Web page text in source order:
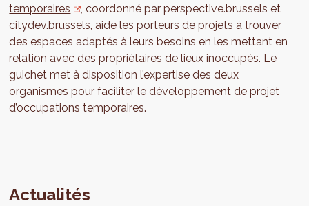
temporaires
, coordonné par perspective.brussels et
citydev.brussels, aide les porteurs de projets à trouver
des espaces adaptés à leurs besoins en les mettant en
relation avec des propriétaires de lieux inoccupés. Le
guichet met à disposition l’expertise des deux
organismes pour faciliter le développement de projet
d’occupations temporaires.
Actualités